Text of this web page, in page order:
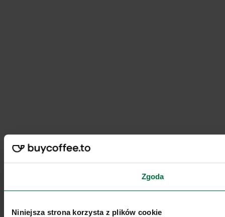
Zgoda
Niniejsza strona korzysta z plików cookie